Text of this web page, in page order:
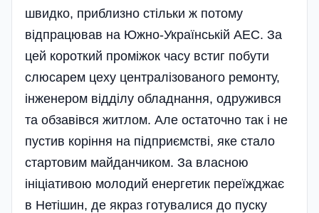
швидко, приблизно стільки ж потому
відпрацював на Южно-Українській АЕС. За
цей короткий проміжок часу встиг побути
слюсарем цеху централізованого ремонту,
інженером відділу обладнання, одружився
та обзавівся житлом. Але остаточно так і не
пустив коріння на підприємстві, яке стало
стартовим майданчиком. За власною
ініціативою молодий енергетик переїжджає
в Нетішин, де якраз готувалися до пуску